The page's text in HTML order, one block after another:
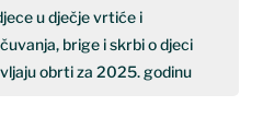
u dječje vrtiće i
brige i skrbi o djeci
obrti za 2025. godinu